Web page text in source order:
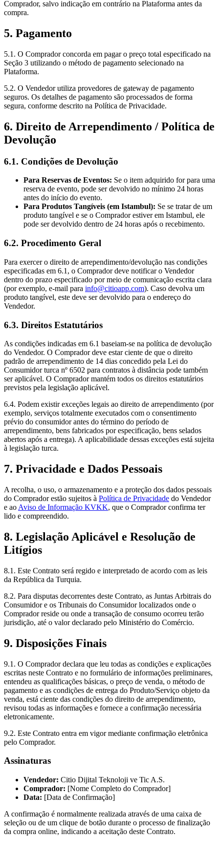
Comprador, salvo indicação em contrário na Plataforma antes da
compra.
5. Pagamento
5.1. O Comprador concorda em pagar o preço total especificado na
Seção 3 utilizando o método de pagamento selecionado na
Plataforma.
5.2. O Vendedor utiliza provedores de gateway de pagamento
seguros. Os detalhes de pagamento são processados de forma
segura, conforme descrito na Política de Privacidade.
6. Direito de Arrependimento / Política de
Devolução
6.1. Condições de Devolução
Para Reservas de Eventos: Se o item adquirido for para uma
reserva de evento, pode ser devolvido no mínimo 24 horas
antes do início do evento.
Para Produtos Tangíveis (em Istambul): Se se tratar de um
produto tangível e se o Comprador estiver em Istambul, ele
pode ser devolvido dentro de 24 horas após o recebimento.
6.2. Procedimento Geral
Para exercer o direito de arrependimento/devolução nas condições
especificadas em 6.1, o Comprador deve notificar o Vendedor
dentro do prazo especificado por meio de comunicação escrita clara
(por exemplo, e-mail para info@citioapp.com). Caso devolva um
produto tangível, este deve ser devolvido para o endereço do
Vendedor.
6.3. Direitos Estatutários
As condições indicadas em 6.1 baseiam-se na política de devolução
do Vendedor. O Comprador deve estar ciente de que o direito
padrão de arrependimento de 14 dias concedido pela Lei do
Consumidor turca nº 6502 para contratos à distância pode também
ser aplicável. O Comprador mantém todos os direitos estatutários
previstos pela legislação aplicável.
6.4. Podem existir exceções legais ao direito de arrependimento (por
exemplo, serviços totalmente executados com o consentimento
prévio do consumidor antes do término do período de
arrependimento, bens fabricados por especificação, bens selados
abertos após a entrega). A aplicabilidade dessas exceções está sujeita
à legislação turca.
7. Privacidade e Dados Pessoais
A recolha, o uso, o armazenamento e a proteção dos dados pessoais
do Comprador estão sujeitos à Política de Privacidade do Vendedor
e ao Aviso de Informação KVKK, que o Comprador confirma ter
lido e compreendido.
8. Legislação Aplicável e Resolução de
Litígios
8.1. Este Contrato será regido e interpretado de acordo com as leis
da República da Turquia.
8.2. Para disputas decorrentes deste Contrato, as Juntas Arbitrais do
Consumidor e os Tribunais do Consumidor localizados onde o
Comprador reside ou onde a transação de consumo ocorreu terão
jurisdição, até o valor declarado pelo Ministério do Comércio.
9. Disposições Finais
9.1. O Comprador declara que leu todas as condições e explicações
escritas neste Contrato e no formulário de informações preliminares,
entendeu as qualificações básicas, o preço de venda, o método de
pagamento e as condições de entrega do Produto/Serviço objeto da
venda, está ciente das condições do direito de arrependimento,
revisou todas as informações e fornece a confirmação necessária
eletronicamente.
9.2. Este Contrato entra em vigor mediante confirmação eletrônica
pelo Comprador.
Assinaturas
Vendedor: Citio Dijital Teknoloji ve Tic A.S.
Comprador: [Nome Completo do Comprador]
Data: [Data de Confirmação]
A confirmação é normalmente realizada através de uma caixa de
seleção ou de um clique de botão durante o processo de finalização
da compra online, indicando a aceitação deste Contrato.